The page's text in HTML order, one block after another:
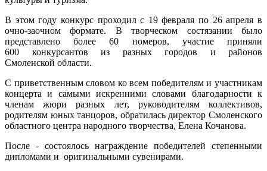
В этом году конкурс проходил с 19 февраля по 26 апреля в
очно-заочном формате. В творческом состязании было
представлено более 60 номеров, участие приняли
600 конкурсантов из разных городов и районов
Смоленской области.
С приветственным словом ко всем победителям и участникам
концерта и самыми искренними словами благодарности к
членам жюри разных лет, руководителям коллективов,
родителям юных танцоров, обратилась директор Смоленского
областного центра народного творчества, Елена Кочанова.
После - состоялось награждение победителей степенными
дипломами и оригинальными сувенирами.